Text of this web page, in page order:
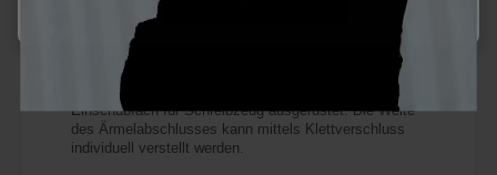
ausgestattet um ID Patches anbringen zu können. Der
Ellbogen wurde mit einer zweiten Stoffschicht
verstärkt, diese Verstärkung dient gleichzeitig auch als
Einschubfach für einen Ellbogenschoner. Der linke
Ärmel ist zusätzlich mit einem praktischen
Einschubfach für Schreibzeug ausgerüstet. Die Weite
des Ärmelabschlusses kann mittels Klettverschluss
individuell verstellt werden.